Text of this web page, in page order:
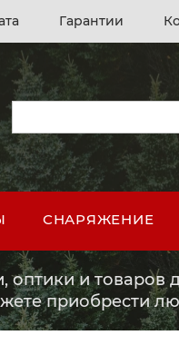
Гарантии
СНАРЯЖЕНИЕ
оптики и товаров
приобрести